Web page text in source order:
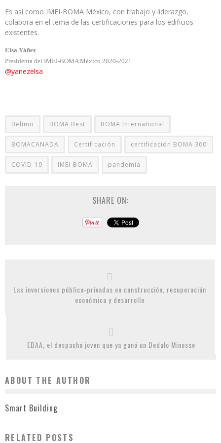
Es así como IMEI-BOMA México, con trabajo y liderazgo,
colabora en el tema de las certificaciones para los edificios
existentes.
Elsa Yáñez
Presidenta del IMEI-BOMA México 2020-2021
@yanezelsa
Belimo BOMA Best BOMA International
BOMACANADA Certificación certificación BOMA 360
COVID-19 IMEI-BOMA pandemia
SHARE ON:
Las inversiones público-privadas en construcción, recuperación
económica y desarrollo
EDAA, el despacho joven que ya ganó un Dedalo Minosse
ABOUT THE AUTHOR
Smart Building
RELATED POSTS